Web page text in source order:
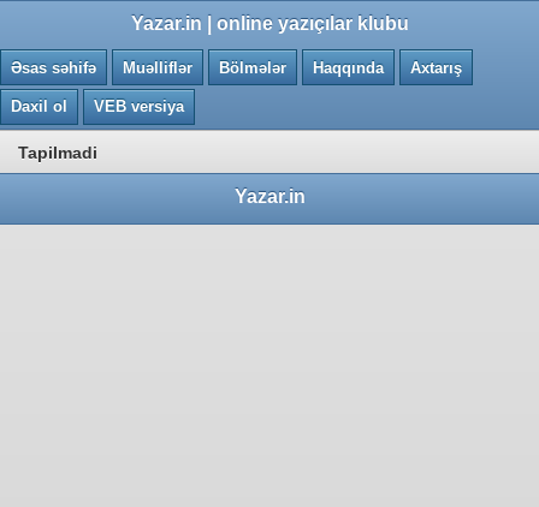
Yazar.in | online yazıçılar klubu
Əsas səhifə Muəlliflər Bölmələr Haqqında Axtarış
Daxil ol VEB versiya
Tapilmadi
Yazar.in